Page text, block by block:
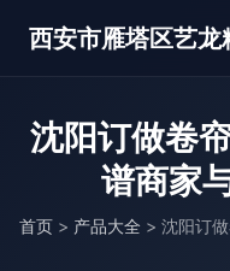
西安市雁塔区艺
沈阳订做卷
谱商家
首页 > 产品大全 > 沈阳订